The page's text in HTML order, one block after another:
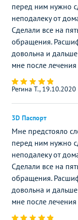
перед ним нужно
неподалеку от
Сделали все на
обращения.
довольна и
мне после
Регина Т., 19.10.2020
3D Паспорт
Мне предстояло
перед ним нужно
неподалеку от
Сделали все на
обращения.
довольна и
мне после